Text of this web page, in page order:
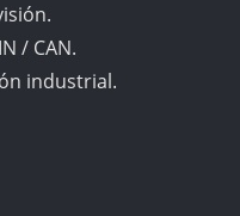
/ CAN.
industrial.